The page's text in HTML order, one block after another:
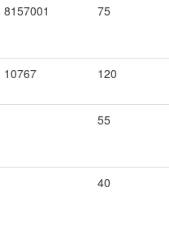
8157001 75
10767 120
55
40